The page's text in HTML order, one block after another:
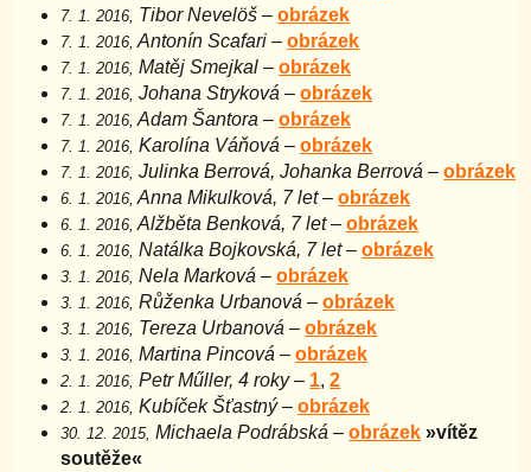
7. 1. 2016, Tibor Nevelöš –obrázek
7. 1. 2016, Antonín Scafari –obrázek
7. 1. 2016, Matěj Smejkal –obrázek
7. 1. 2016, Johana Stryková –obrázek
7. 1. 2016, Adam Šantora –obrázek
7. 1. 2016, Karolína Váňová –obrázek
7. 1. 2016, Julinka Berrová, Johanka Berrová –obrázek
6. 1. 2016, Anna Mikulková, 7 let–obrázek
6. 1. 2016, Alžběta Benková, 7 let–obrázek
6. 1. 2016, Natálka Bojkovská, 7 let–obrázek
3. 1. 2016, Nela Marková –obrázek
3. 1. 2016, Růženka Urbanová –obrázek
3. 1. 2016, Tereza Urbanová –obrázek
3. 1. 2016, Martina Pincová –obrázek
2. 1. 2016, Petr Műller, 4 roky– 1,2
2. 1. 2016, Kubíček Šťastný–obrázek
30. 12. 2015, Michaela Podrábská –obrázek »vítěz
soutěže«